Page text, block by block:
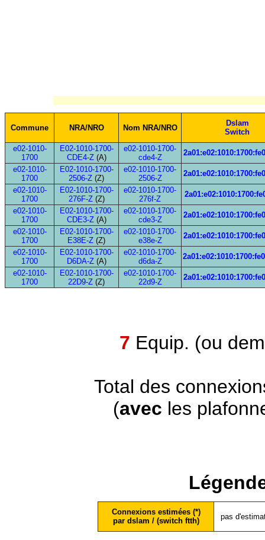
Commune NRA/NRO Nom NRA/NRO
Dslam
Switch
e02-1010-
1700
E02-1010-1700-
CDE4-Z(A)
e02-1010-1700-
cde4-Z
e02-1010-
1700
E02-1010-1700-
2506-Z (Z)
e02-1010-1700-
2506-Z
e02-1010-
1700
E02-1010-1700-
276F-Z(Z)
e02-1010-1700-
276f-Z
e02-1010-
1700
E02-1010-1700-
CDE3-Z(A)
e02-1010-1700-
cde3-Z
e02-1010-
1700
E02-1010-1700-
E38E-Z (Z)
e02-1010-1700-
e38e-Z
e02-1010-
1700
E02-1010-1700-
D6DA-Z(A)
e02-1010-1700-
d6da-Z
e02-1010-
1700
E02-1010-1700-
22D9-Z (Z)
e02-1010-1700-
22d9-Z
7 Equip. (ou
Total des
(avec les
Connexions estimées (*)
par dslam / (switch ftth)
pas